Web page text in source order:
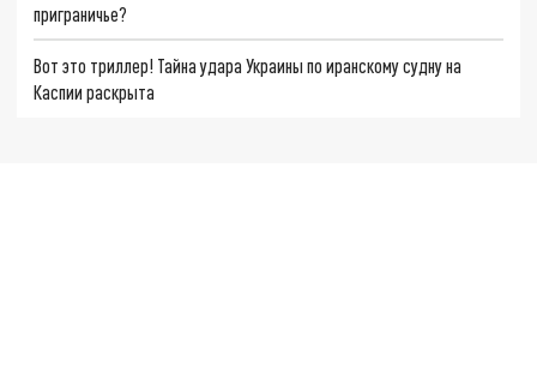
приграничье?
Вот это триллер! Тайна удара Украины по иранскому судну на
Каспии раскрыта